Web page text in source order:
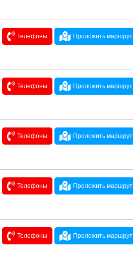
Телефоны Проложить маршрут
Телефоны Проложить маршрут
Телефоны Проложить маршрут
Телефоны Проложить маршрут
Телефоны Проложить маршрут